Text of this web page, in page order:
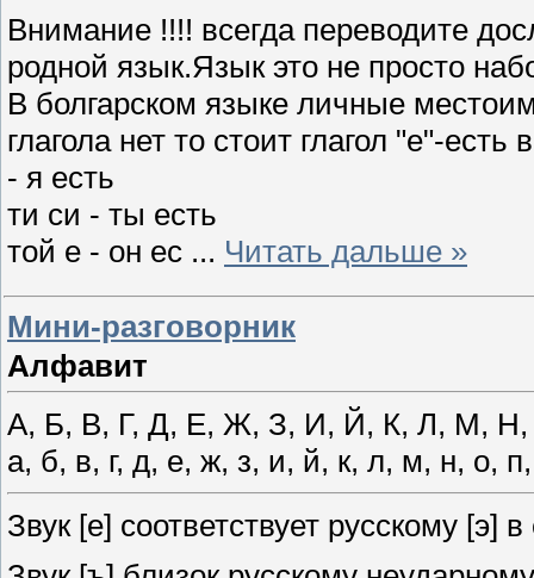
Внимание !!!! всегда переводите
родной язык.Язык это не просто
В болгарском языке личные
глагола нет то стоит глагол "е"-
- я есть
ти си - ты есть
той е - он ес ... Читать дальше »
Мини-разговорник
Алфавит
А, Б, В, Г, Д, Е, Ж, З, И, Й, К, Л, М,
а, б, в, г, д, е, ж, з, и, й, к, л, м, н, о,
Звук [е] соответствует русскому [э]